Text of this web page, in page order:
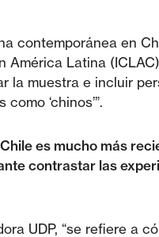
contemporánea en
Latina
la muestra e incluir
‘chinos’”.
es mucho más
contrastar las
UDP, “se refiere a